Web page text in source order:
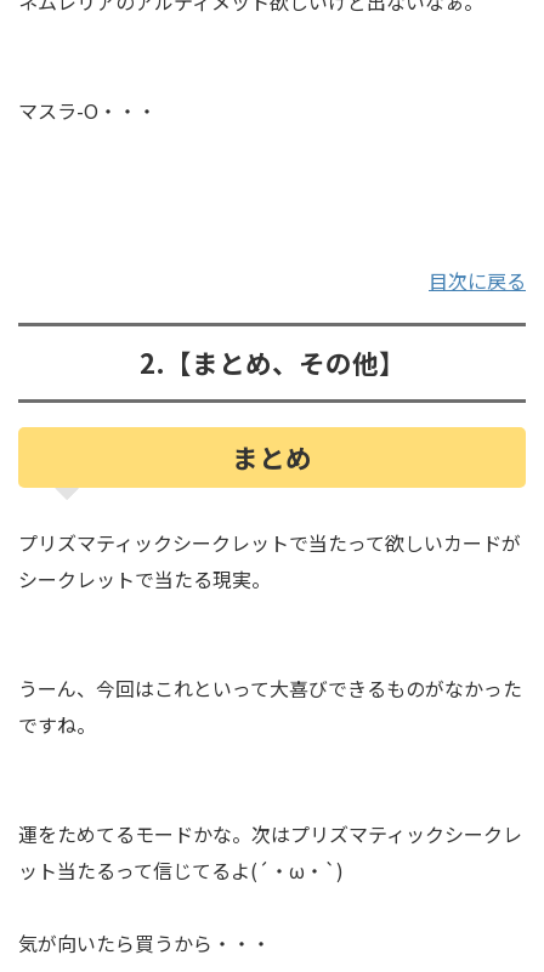
マスラ-O・・・
目次に戻る
2.【まとめ、その他】
まとめ
プリズマティックシークレットで当たって欲しいカードが
シークレットで当たる現実。
うーん、今回はこれといって大喜びできるものがなかった
ですね。
運をためてるモードかな。次はプリズマティックシークレ
ット当たるって信じてるよ(´・ω・`)
気が向いたら買うから・・・